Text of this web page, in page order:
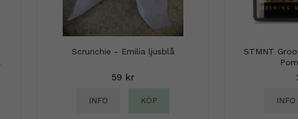
Scrunchie - Emilia ljusblå
59 kr
INFO KÖP
STMNT
INFO